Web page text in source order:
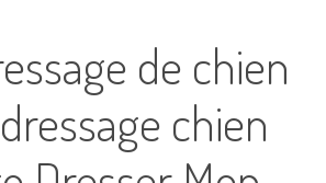
de chien
chien